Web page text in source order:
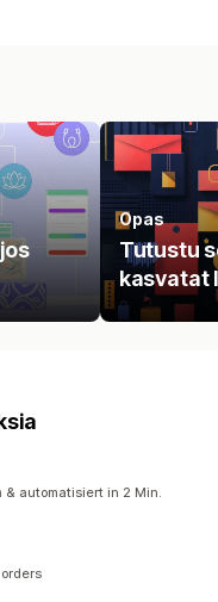
Opas
Tutustu
kasvatat
automatisiert in 2 Min.